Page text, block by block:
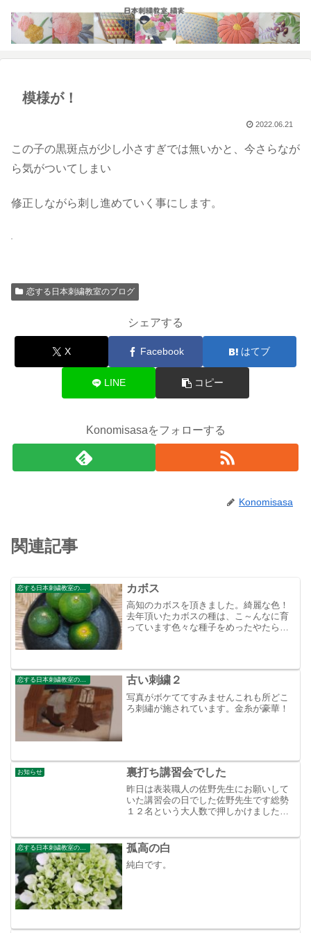
模様が！
2022.06.21
この子の黒斑点が少し小さすぎでは無いかと、今さらなが
ら気がついてしまい
修正しながら刺し進めていく事にします。
恋する日本刺繍教室のブログ
シェアする
X Facebook はてブ
LINE コピー
Konomisasaをフォローする
Konomisasa
関連記事
恋する日本刺繍教室のブログ カボス
高知のカボスを頂きました。綺麗な色！
去年頂いたカボスの種は、こ～んなに育
っています色々な種子をめったやたらに
恋する日本刺繍教室のブログ 古い刺繍２
写真がボケててすみませんこれも所どこ
ろ刺繡が施されています。金糸が豪華！
お知らせ 裏打ち講習会でした
昨日は表装職人の佐野先生にお願いして
いた講習会の日でした佐野先生です総勢
１２名という大人数で押しかけましたが
長さんも参加してくれ、のりを滑らかに
する最初の作業を始めます...
孤高の白
純白です。